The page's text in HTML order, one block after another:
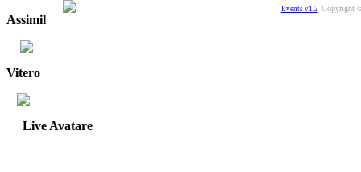
Assimil
Vitero
Live Avatare
Events v1.2 Copyright